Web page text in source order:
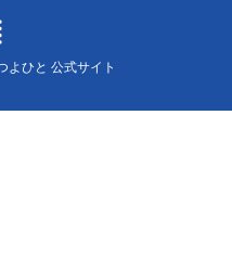
ひと 公式サイト